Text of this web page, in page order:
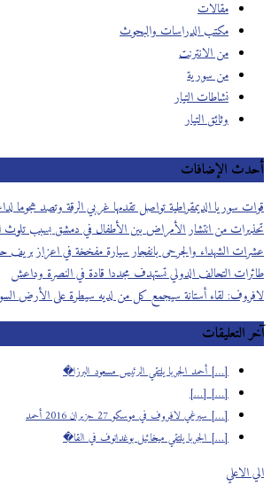
مقالات
مكتب الدراسات والبحوث
من الانترنت
من سورية
نشاطات التيار
وثائق التيار
أحدث الإضافات
قوات سوريا الديمقراطية تواصل تقدمها غربي الرقة وتصد هجوما
تحذيرات من انتشار الأمراض بين الأطفال في دمشق بسبب تلوث
عشرات الشهداء والجرحى بانفجار سيارة مفخخة في اعزاز بريف
طائرات التحالف الدولي تستهدف مجددا قادة في النصرة وداعش
لافروف: لقاء أستانة سيجمع كل من لديه سيطرة على الأرض
آخر التعليقات
[…] أحمد الجربا يلتقي الرئيس مسعود البرزا�
[…] […]
[…] سيرغي لافروف في موسكو 27 حزيران 2016 أحمد
[…] الجربا يلتقي ميخائيل بوغدانوف في القا�
الي الاعلي